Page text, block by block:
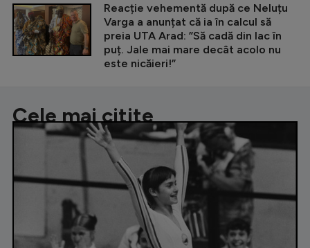
Reacție vehementă după ce Neluțu
Varga a anunțat că ia în calcul să
preia UTA Arad: ”Să cadă din lac în
puț. Jale mai mare decât acolo nu
este nicăieri!”
Cele mai citite